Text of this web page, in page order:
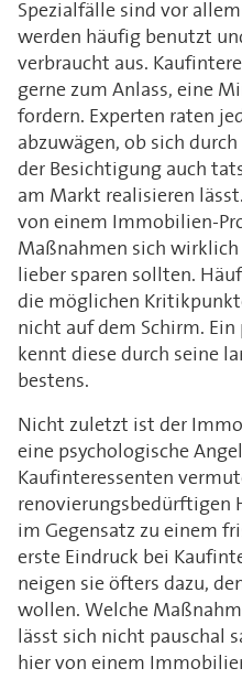
Spezialfälle sind vor
werden häufig benutzt
verbraucht aus.
gerne zum Anlass, eine
fordern. Experten raten
abzuwägen, ob sich
der Besichtigung auch
am Markt realisieren
von einem Immobilien-
Maßnahmen sich wirklich
lieber sparen sollten.
die möglichen
nicht auf dem Schirm.
kennt diese durch seine
bestens.
Nicht zuletzt ist der
eine psychologische
Kaufinteressenten
renovierungsbedürftigen
im Gegensatz zu einem
erste Eindruck bei
neigen sie öfters dazu,
wollen. Welche
lässt sich nicht pauschal
hier von einem